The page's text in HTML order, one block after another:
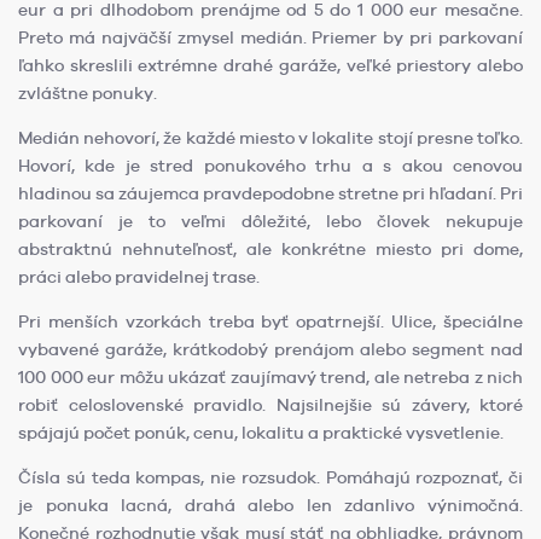
eur a pri dlhodobom prenájme od 5 do 1 000 eur mesačne.
Preto má najväčší zmysel medián. Priemer by pri parkovaní
ľahko skreslili extrémne drahé garáže, veľké priestory alebo
zvláštne ponuky.
Medián nehovorí, že každé miesto v lokalite stojí presne toľko.
Hovorí, kde je stred ponukového trhu a s akou cenovou
hladinou sa záujemca pravdepodobne stretne pri hľadaní. Pri
parkovaní je to veľmi dôležité, lebo človek nekupuje
abstraktnú nehnuteľnosť, ale konkrétne miesto pri dome,
práci alebo pravidelnej trase.
Pri menších vzorkách treba byť opatrnejší. Ulice, špeciálne
vybavené garáže, krátkodobý prenájom alebo segment nad
100 000 eur môžu ukázať zaujímavý trend, ale netreba z nich
robiť celoslovenské pravidlo. Najsilnejšie sú závery, ktoré
spájajú počet ponúk, cenu, lokalitu a praktické vysvetlenie.
Čísla sú teda kompas, nie rozsudok. Pomáhajú rozpoznať, či
je ponuka lacná, drahá alebo len zdanlivo výnimočná.
Konečné rozhodnutie však musí stáť na obhliadke, právnom